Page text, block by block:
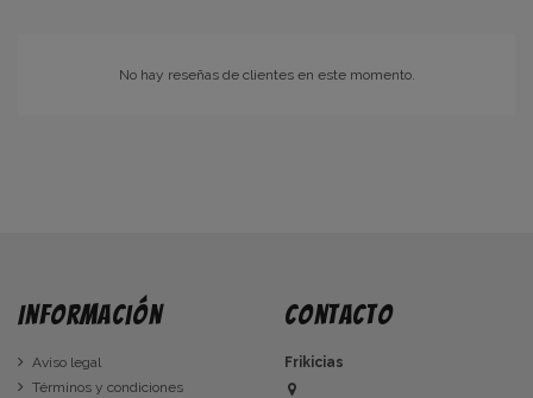
No hay reseñas de clientes en este momento.
Información
Aviso legal
Términos y condiciones
Contacto
Frikicias